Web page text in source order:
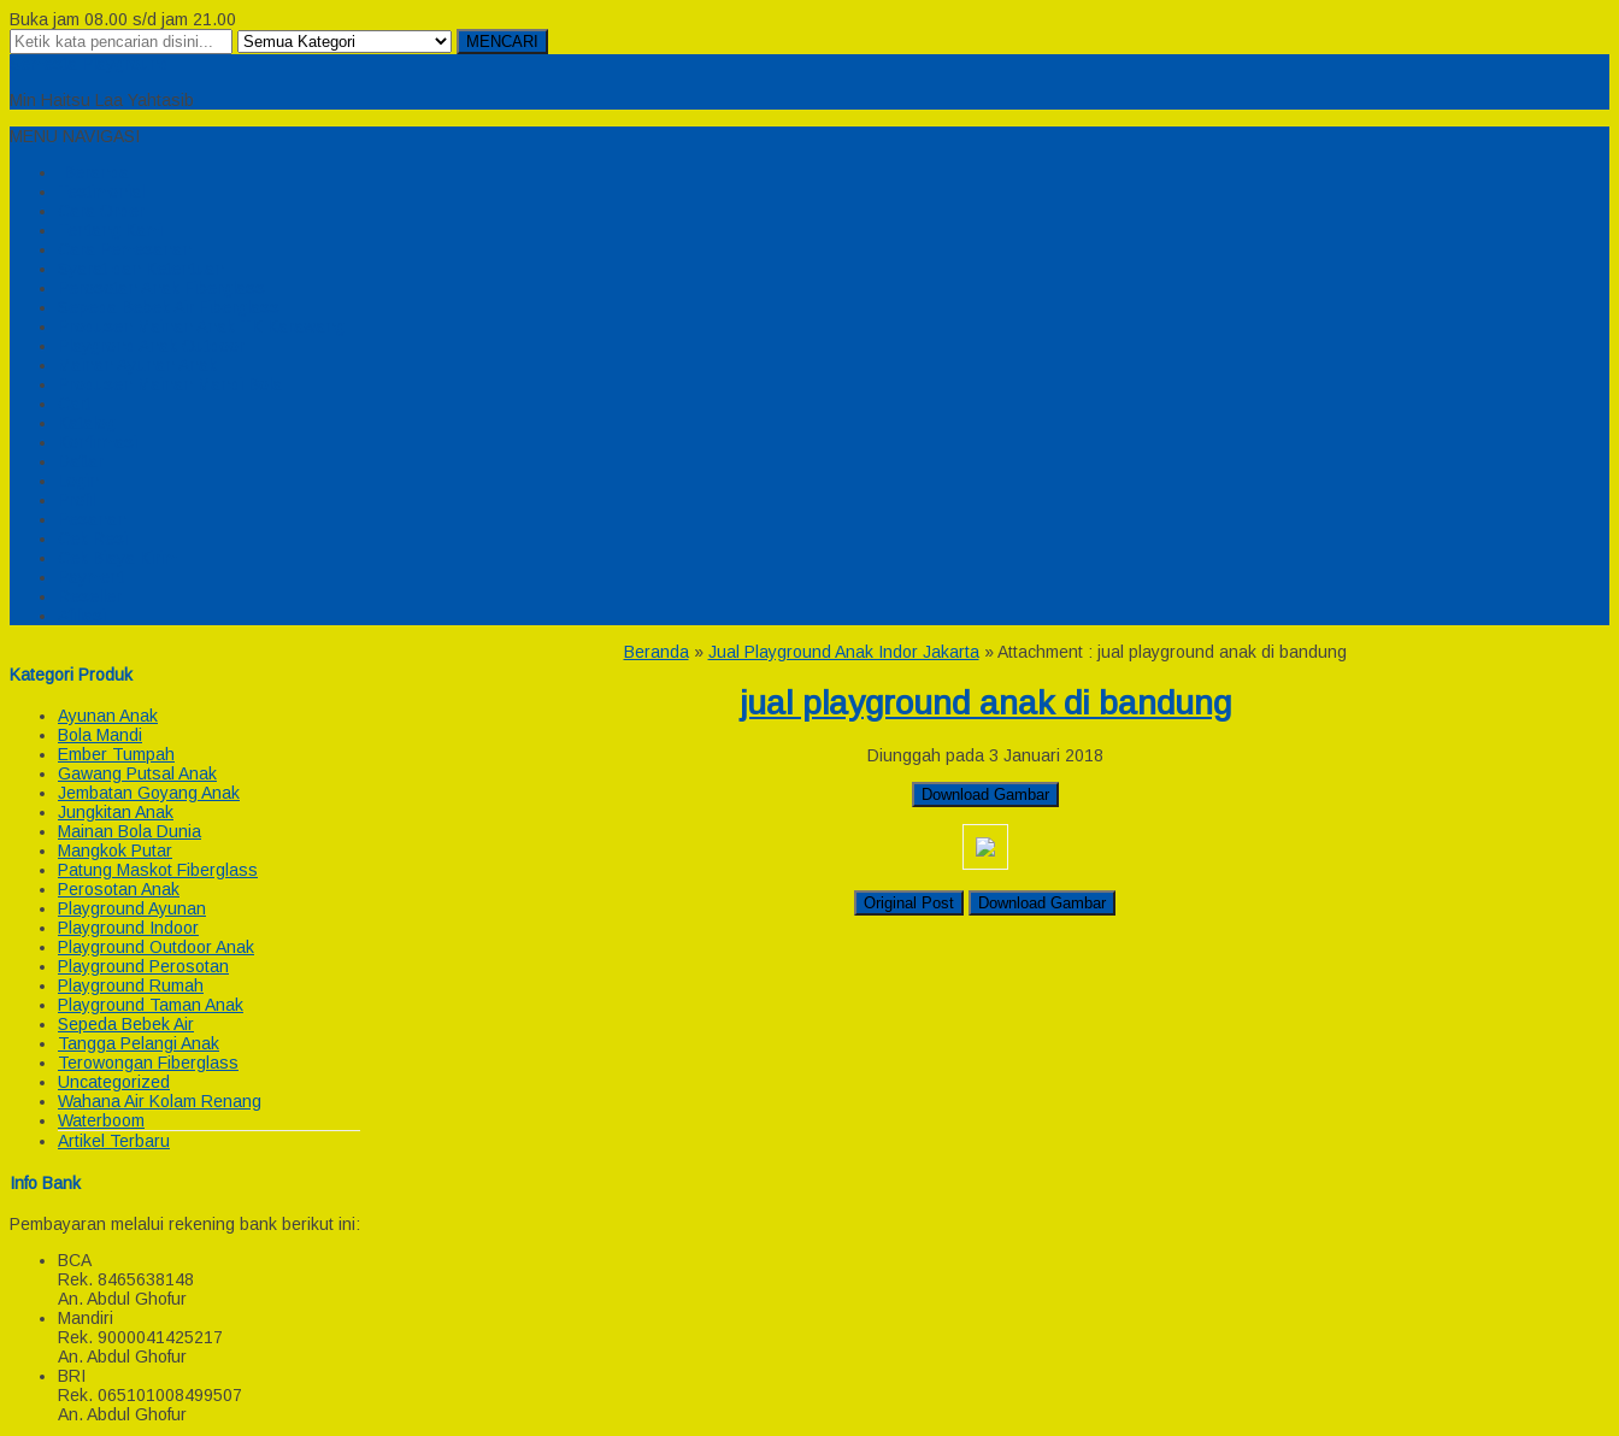
Buka jam 08.00 s/d jam 21.00
MENCARI
Min Haitsu Laa Yahtasib
MENU NAVIGASI
Kategori Produk
Ayunan Anak
Bola Mandi
Ember Tumpah
Gawang Putsal Anak
Jembatan Goyang Anak
Jungkitan Anak
Mainan Bola Dunia
Mangkok Putar
Patung Maskot Fiberglass
Perosotan Anak
Playground Ayunan
Playground Indoor
Playground Outdoor Anak
Playground Perosotan
Playground Rumah
Playground Taman Anak
Sepeda Bebek Air
Tangga Pelangi Anak
Terowongan Fiberglass
Uncategorized
Wahana Air Kolam Renang
Waterboom
Artikel Terbaru
Info Bank
Pembayaran melalui rekening bank berikut ini:
BCA
Rek. 8465638148
An. Abdul Ghofur
Mandiri
Rek. 9000041425217
An. Abdul Ghofur
BRI
Rek. 065101008499507
An. Abdul Ghofur
Beranda» Jual Playground Anak Indor Jakarta» Attachment : jual playground anak di bandung
jual playground anak di bandung
Diunggah pada 3 Januari 2018
Download Gambar
Original Post Download Gambar